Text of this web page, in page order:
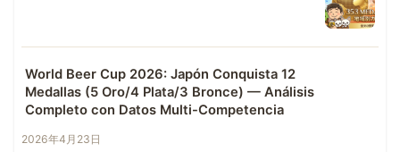
World Beer Cup 2026: Japón Conquista 12
Medallas (5 Oro/4 Plata/3 Bronce) — Análisis
Completo con Datos Multi-Competencia
2026年4月23日